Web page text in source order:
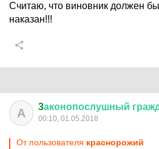
Считаю, что виновник должен
наказан!!!
А 3аконопослушный
00:10, 01.05.2018
От пользователя краснорожий